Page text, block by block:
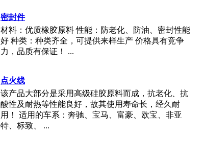
密封件
材料：优质橡胶原料 性能：防老化、防油、密封性能
好 种类：种类齐全，可提供来样生产 价格具有竞争
力，品质有保证！ ...
点火线
该产品大部分是采用高级硅胶原料而成，抗老化、抗
酸性及耐热等性能良好，故其使用寿命长，经久耐
用！ 适用的车系：奔驰、宝马、富豪、欧宝、非亚
特、标致、 ...